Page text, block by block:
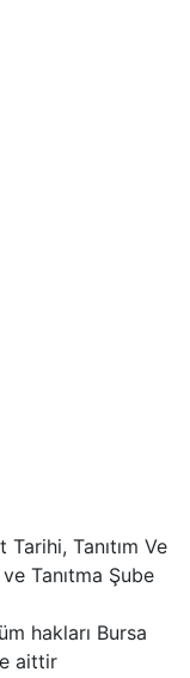
Tanıtım Ve
Tanıtma Şube
hakları Bursa
aittir